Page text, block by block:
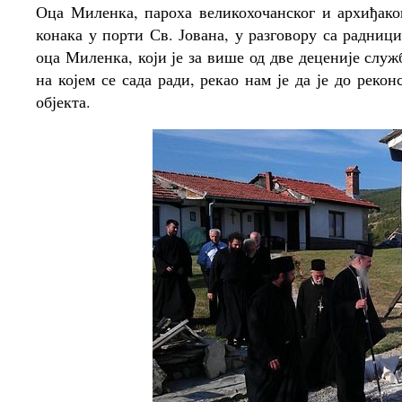
Оца Миленка, пароха великохочанског и
конака у порти Св. Јована, у разговору са
оца Миленка, који је за више од две деценије
на којем се сада ради, рекао нам је да је до
објекта.